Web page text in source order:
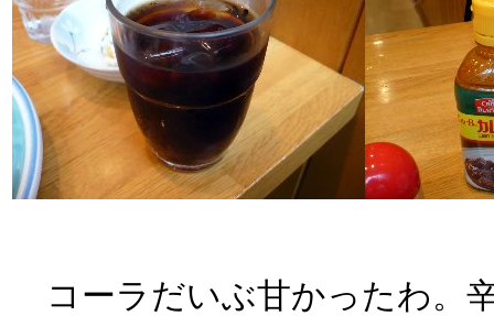
コーラだいぶ甘かったわ。